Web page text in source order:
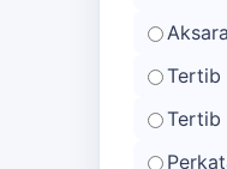
Tertib
Tertib